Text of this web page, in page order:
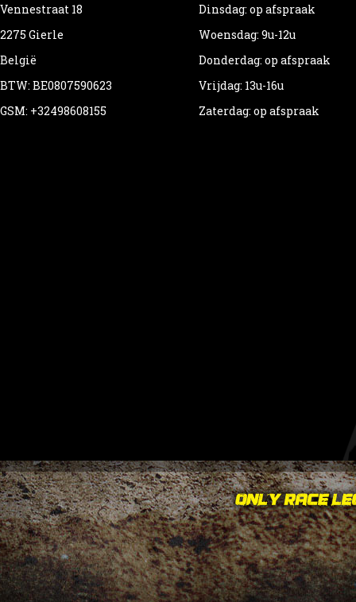
Vennestraat 18
2275 Gierle
België
BTW: BE0807590623
GSM: +32498608155
Dinsdag: op afspraak
Woensdag: 9u-12u
Donderdag: op afspraak
Vrijdag: 13u-16u
Zaterdag: op afspraak